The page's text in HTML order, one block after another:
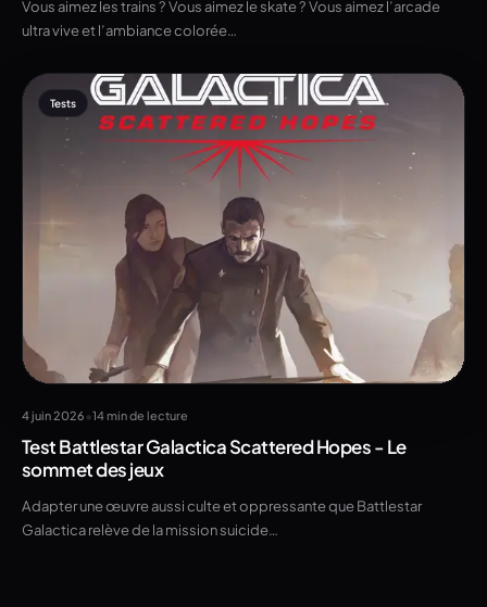
Vous aimez les trains ? Vous aimez le skate ? Vous aimez l’arcade
ultra vive et l’ambiance colorée…
Tests
4 juin 2026 •14 min de lecture
Test Battlestar Galactica Scattered Hopes - Le
sommet des jeux
Adapter une œuvre aussi culte et oppressante que Battlestar
Galactica relève de la mission suicide…